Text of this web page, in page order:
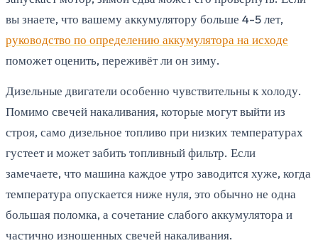
вы знаете, что вашему аккумулятору больше 4-5 лет,
руководство по определению аккумулятора на исходе
поможет оценить, переживёт ли он зиму.
Дизельные двигатели особенно чувствительны к холоду.
Помимо свечей накаливания, которые могут выйти из
строя, само дизельное топливо при низких температурах
густеет и может забить топливный фильтр. Если
замечаете, что машина каждое утро заводится хуже, когда
температура опускается ниже нуля, это обычно не одна
большая поломка, а сочетание слабого аккумулятора и
частично изношенных свечей накаливания.